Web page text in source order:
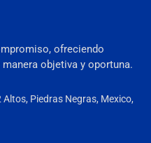
ofreciendo
objetiva y oportuna.
Piedras Negras, Mexico,